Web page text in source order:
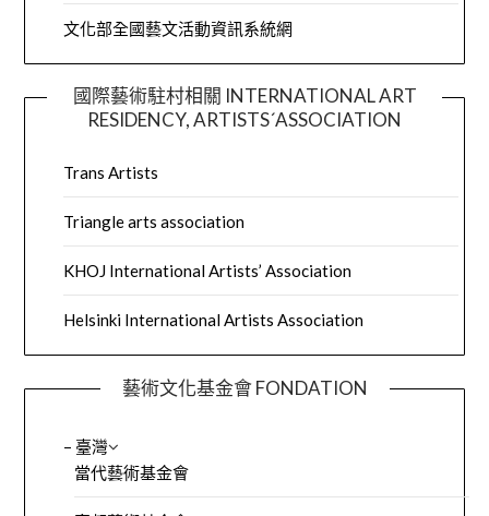
文化部全國藝文活動資訊系統網
國際藝術駐村相關 INTERNATIONAL ART
RESIDENCY, ARTISTS´ASSOCIATION
Trans Artists
Triangle arts association
KHOJ International Artists’ Association
Helsinki International Artists Association
藝術文化基金會 FONDATION
– 臺灣
當代藝術基金會